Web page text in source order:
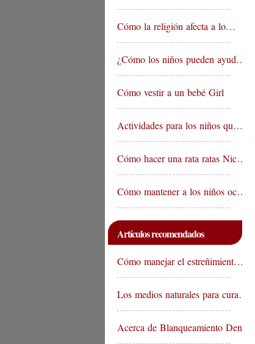
Cómo la religión afecta a lo…
¿Cómo los niños pueden ayud…
Cómo vestir a un bebé Girl
Actividades para los niños qu…
Cómo hacer una rata ratas Nic…
Cómo mantener a los niños oc…
Artículos recomendados
Cómo manejar el estreñimient…
Los medios naturales para cura…
Acerca de Blanqueamiento Denta…